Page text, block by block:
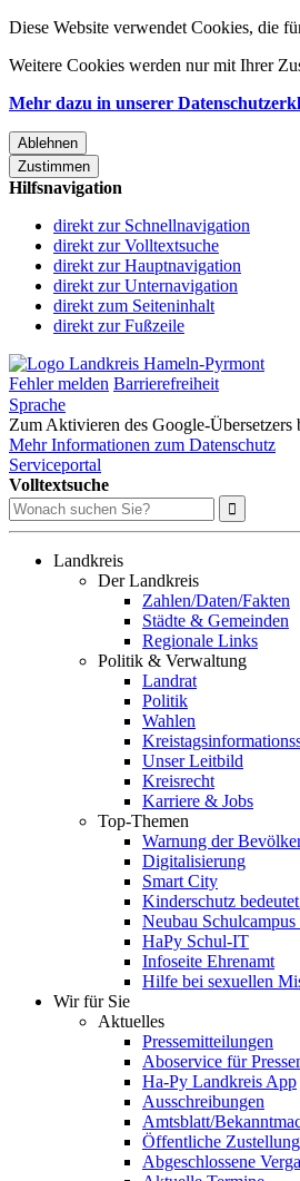
Diese Website verwendet Cookies, die
Weitere Cookies werden nur mit Ihrer
Mehr dazu in unserer
Ablehnen
Zustimmen
Hilfsnavigation
direkt zur Schnellnavigation
direkt zur Volltextsuche
direkt zur Hauptnavigation
direkt zur Unternavigation
direkt zum Seiteninhalt
direkt zur Fußzeile
Fehler melden Barrierefreiheit
Sprache
Zum Aktivieren des Google-
Mehr Informationen zum Datenschutz
Serviceportal
Volltextsuche
Landkreis
Der Landkreis
Zahlen/Daten/Fakten
Städte & Gemeinden
Regionale Links
Politik & Verwaltung
Landrat
Politik
Wahlen
Unser Leitbild
Kreisrecht
Karriere & Jobs
Top-Themen
Warnung der
Digitalisierung
Smart City
Kinderschutz
Neubau
HaPy Schul-IT
Infoseite Ehrenamt
Hilfe bei sexuellen
Wir für Sie
Aktuelles
Pressemitteilungen
Aboservice für
Ha-Py Landkreis App
Ausschreibungen
Amtsblatt/
Öffentliche
Abgeschlossene